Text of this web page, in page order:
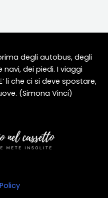
degli autobus, degli
navi, dei piedi. I viaggi
li che ci si deve spostare,
(Simona Vinci)